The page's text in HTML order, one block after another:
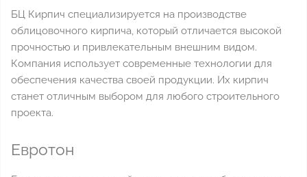
БЦ Кирпич специализируется на производстве
облицовочного кирпича, который отличается высокой
прочностью и привлекательным внешним видом.
Компания использует современные технологии для
обеспечения качества своей продукции. Их кирпич
станет отличным выбором для любого строительного
проекта.
Евротон